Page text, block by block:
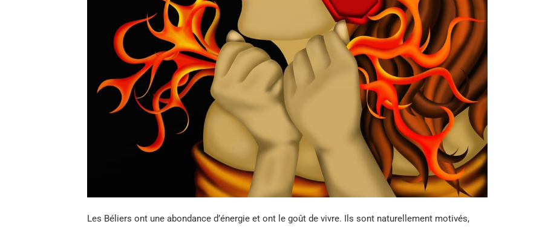
Les Béliers ont une abondance d’énergie et ont le goût de vivre. Ils sont naturellement motivés,